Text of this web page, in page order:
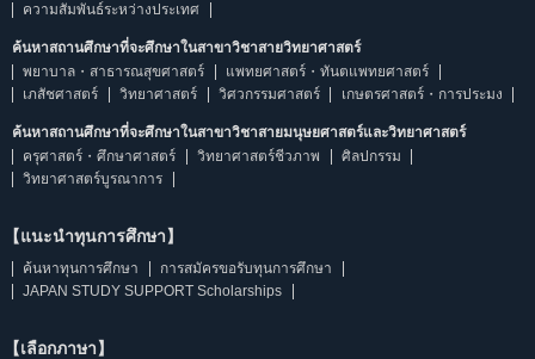
ความสัมพันธ์ระหว่างประเทศ
ค้นหาสถานศึกษาที่จะศึกษาในสาขาวิชาสายวิทยาศาสตร์
พยาบาล・สาธารณสุขศาสตร์
แพทยศาสตร์・ทันตแพทยศาสตร์
เภสัชศาสตร์
วิทยาศาสตร์ วิศวกรรมศาสตร์ เกษตรศาสตร์・การประมง
ค้นหาสถานศึกษาที่จะศึกษาในสาขาวิชาสายมนุษยศาสตร์และวิทยาศาสตร์
ครุศาสตร์・ศึกษาศาสตร์
วิทยาศาสตร์ชีวภาพ
ศิลปกรรม
วิทยาศาสตร์บูรณาการ
【แนะนำทุนการศึกษา】
ค้นหาทุนการศึกษา
การสมัครขอรับทุนการศึกษา
JAPAN STUDY SUPPORT Scholarships
【เลือกภาษา】